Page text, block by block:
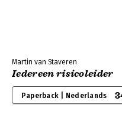
Martin van Staveren
Iedereen risicoleider
Paperback | Nederlands